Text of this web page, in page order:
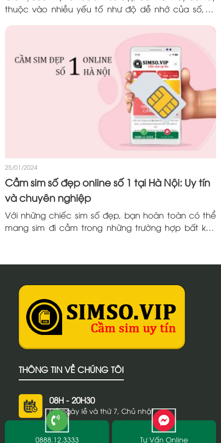
thuộc vào nhiều yếu tố như độ dễ nhớ của số, sự
trong...
25/01/2024
Cầm sim số đẹp online số 1 tại Hà Nội: Uy tín
và chuyên nghiệp
Với những chiếc sim số đẹp, bạn hoàn toàn có thể
mang sim đi cầm trong những trường hợp bất khả
THÔNG TIN VỀ CHÚNG TÔI
08H - 20H30
Cả ngày lễ và thứ 7, Chủ nhật
0888.12.3333 Tư Vấn Online